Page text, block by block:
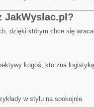
JakWyslac.pl?
dzięki którym chce się
kogoś, kto zna
w stylu na spokojnie.